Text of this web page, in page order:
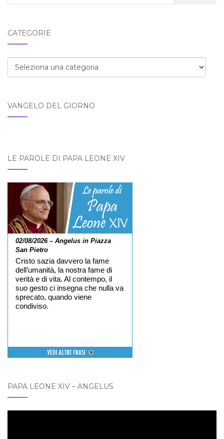
CATEGORIE
Categorie
VANGELO DEL GIORNO
LE PAROLE DI PAPA LEONE XIV
02/08/2026 – Angelus in Piazza
San Pietro
Cristo sazia davvero la fame
dell’umanità, la nostra fame di
verità e di vita. Al contempo, il
suo gesto ci insegna che nulla va
sprecato, quando viene
condiviso.
PAPA LEONE XIV – ANGELUS